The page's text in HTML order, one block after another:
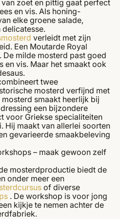
zoet en pittig gaat perfect
en vis. Als honing-
elke groene salade,
delicatesse.
verleidt met zijn
Een Moutarde Royal
milde mosterd past goed
en vis. Maar het smaakt ook
twee
mosterd verfijnd met
smaakt heerlijk bij
een bijzondere
voor Griekse specialiteiten
Hij maakt van allerlei soorten
gevarieerde smaakbeleving
– maak gewoon zelf
mosterdproductie biedt de
onder meer een
of diverse
. De workshop is voor jong
kijkje te nemen achter de